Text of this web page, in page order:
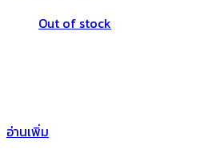
Out of stock
อ่านเพิ่ม